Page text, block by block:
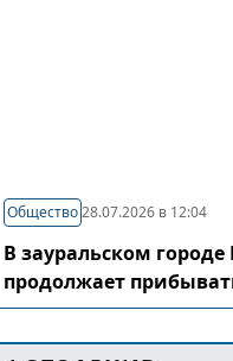
Общество28.07.2026 в 12:04
В зауральском
продолжает